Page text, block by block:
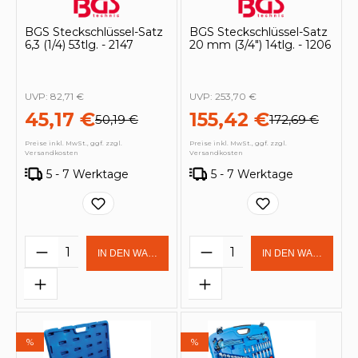
BGS Steckschlüssel-Satz
6,3 (1/4) 53tlg. - 2147
45,17 €50,19 €
UVP: 82,71 €
Preise inkl. MwSt., ggf. zzgl.
Versandkosten
5 - 7 Werktage
Produkt Anzahl: Gib den
IN DEN WARENKORB
BGS Steckschlüssel-Satz
20 mm (3/4") 14tlg. - 1206
155,42 €172,69 €
UVP: 253,70 €
Preise inkl. MwSt., ggf. zzgl.
Versandkosten
5 - 7 Werktage
Produkt Anzahl:
IN DEN
% %